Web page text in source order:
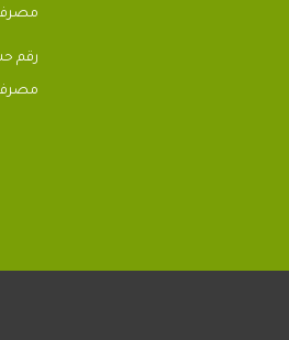
مصرف
رقم
مصرف